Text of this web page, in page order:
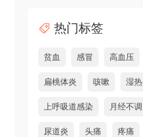
热门标签
贫血 感冒 高血压
扁桃体炎 咳嗽 湿热
上呼吸道感染 月经不调
尿道炎 头痛 疼痛